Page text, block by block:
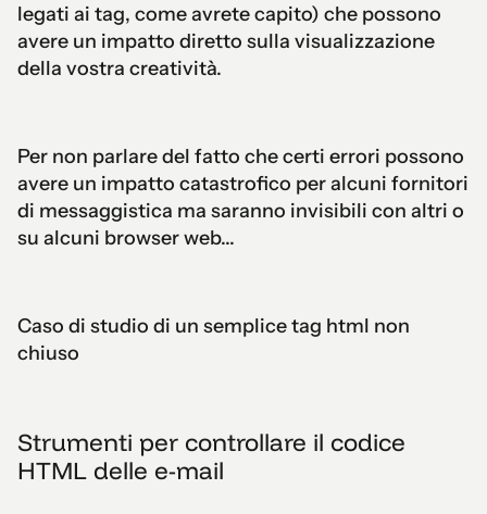
legati ai tag, come avrete capito) che possono
avere un impatto diretto sulla visualizzazione
della vostra creatività.
Per non parlare del fatto che certi errori possono
avere un impatto catastrofico per alcuni fornitori
di messaggistica ma saranno invisibili con altri o
su alcuni browser web...
Caso di studio di un semplice tag html non
chiuso
Strumenti per controllare il codice
HTML delle e-mail